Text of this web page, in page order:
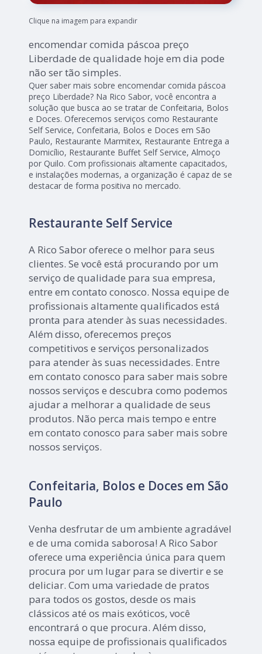
Clique na imagem para expandir
encomendar comida páscoa preço
Liberdade de qualidade hoje em dia pode
não ser tão simples.
Quer saber mais sobre encomendar comida páscoa
preço Liberdade? Na Rico Sabor, você encontra a
solução que busca ao se tratar de Confeitaria, Bolos
e Doces. Oferecemos serviços como Restaurante
Self Service, Confeitaria, Bolos e Doces em São
Paulo, Restaurante Marmitex, Restaurante Entrega a
Domicílio, Restaurante Buffet Self Service, Almoço
por Quilo. Com profissionais altamente capacitados,
e instalações modernas, a organização é capaz de se
destacar de forma positiva no mercado.
Restaurante Self Service
A Rico Sabor oferece o melhor para seus
clientes. Se você está procurando por um
serviço de qualidade para sua empresa,
entre em contato conosco. Nossa equipe de
profissionais altamente qualificados está
pronta para atender às suas necessidades.
Além disso, oferecemos preços
competitivos e serviços personalizados
para atender às suas necessidades. Entre
em contato conosco para saber mais sobre
nossos serviços e descubra como podemos
ajudar a melhorar a qualidade de seus
produtos. Não perca mais tempo e entre
em contato conosco para saber mais sobre
nossos serviços.
Confeitaria, Bolos e Doces em São
Paulo
Venha desfrutar de um ambiente agradável
e de uma comida saborosa! A Rico Sabor
oferece uma experiência única para quem
procura por um lugar para se divertir e se
deliciar. Com uma variedade de pratos
para todos os gostos, desde os mais
clássicos até os mais exóticos, você
encontrará o que procura. Além disso,
nossa equipe de profissionais qualificados